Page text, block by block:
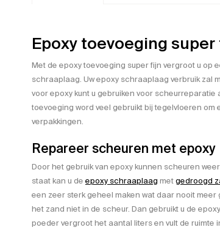
Epoxy toevoeging
Met de epoxy toevoeging super fijn vergroot u op
schraaplaag. Uw epoxy schraaplaag verbruik zal
voor epoxy kunt u gebruiken voor
toevoeging word veel gebruikt bij tegelvloeren om
verpakkingen.
Repareer scheuren met epoxy
Door het gebruik van epoxy kunnen scheuren
staat kan u de epoxy schraaplaag metgedroogd
een zeer sterk geheel maken wat daar nooit
het zand niet in de scheur. Dan gebruikt u de
poeder vergroot het aantal liters en vult de ruimte